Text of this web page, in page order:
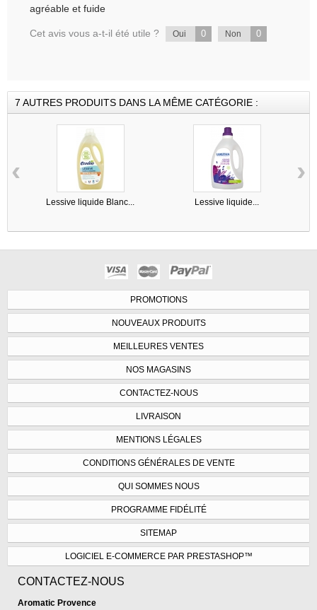
agréable et fuide
Cet avis vous a-t-il été utile ? Oui 0 Non 0
7 AUTRES PRODUITS DANS LA MÊME CATÉGORIE :
Lessive liquide Blanc... Lessive liquide...
‹ ›
PROMOTIONS
NOUVEAUX PRODUITS
MEILLEURES VENTES
NOS MAGASINS
CONTACTEZ-NOUS
LIVRAISON
MENTIONS LÉGALES
CONDITIONS GÉNÉRALES DE VENTE
QUI SOMMES NOUS
PROGRAMME FIDÉLITÉ
SITEMAP
LOGICIEL E-COMMERCE PAR PRESTASHOP™
CONTACTEZ-NOUS
Aromatic Provence